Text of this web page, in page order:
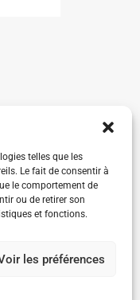
telles que les
Le fait de consentir à
le comportement de
ou de retirer son
et fonctions.
les préférences